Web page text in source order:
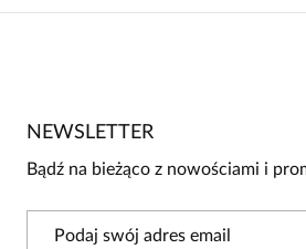
Bądź pierwszą osobą, która podzieli
W naszej witrynie opinie mogą
NEWSLETTER
Bądź na bieżąco z nowościami i